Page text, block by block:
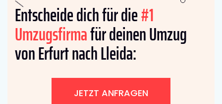
Entscheide dich für die#1
Umzugsfirmafür deinen Umzug
von Erfurt nach Lleida:
JETZT ANFRAGEN